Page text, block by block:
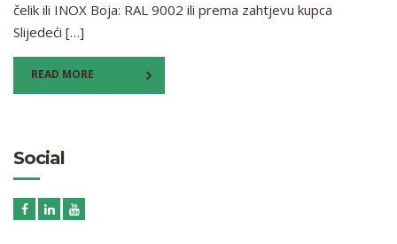
čelik ili INOX Boja: RAL 9002 ili prema zahtjevu kupca
Slijedeći […]
READ MORE
Social